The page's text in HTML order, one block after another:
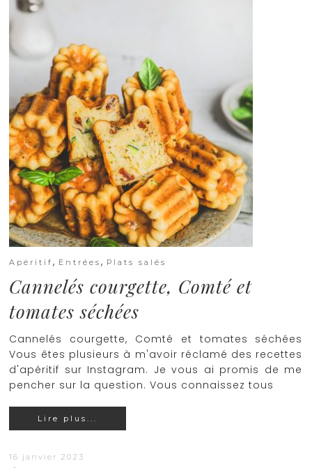
Apéritif, Entrées, Plats salés
Cannelés courgette, Comté et
tomates séchées
Cannelés courgette, Comté et tomates séchées
Vous êtes plusieurs à m'avoir réclamé des recettes
d'apéritif sur Instagram. Je vous ai promis de me
pencher sur la question. Vous connaissez tous
Lire plus...
16 janvier 2023